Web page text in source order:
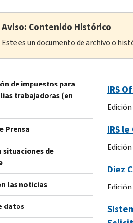
Aviso: Contenido Histórico
Este es un documento de archivo o
de impuestos para
trabajadoras (en
Prensa
situaciones de
las noticias
datos
IRS
IRS
Diez